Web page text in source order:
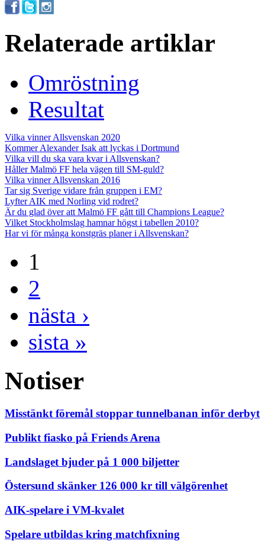
Relaterade artiklar
Omröstning
Resultat
Vilka vinner Allsvenskan 2020
Kommer Alexander Isak att lyckas i Dortmund
Vilka vill du ska vara kvar i Allsvenskan?
Håller Malmö FF hela vägen till SM-guld?
Vilka vinner Allsvenskan 2016
Tar sig Sverige vidare från gruppen i EM?
Lyfter AIK med Norling vid rodret?
Är du glad över att Malmö FF gått till Champions League?
Vilket Stockholmslag hamnar högst i tabellen 2010?
Har vi för många konstgräs planer i Allsvenskan?
1
2
nästa ›
sista »
Notiser
Misstänkt föremål stoppar tunnelbanan inför derbyt
Publikt fiasko på Friends Arena
Landslaget bjuder på 1 000 biljetter
Östersund skänker 126 000 kr till välgörenhet
AIK-spelare i VM-kvalet
Spelare utbildas kring matchfixning